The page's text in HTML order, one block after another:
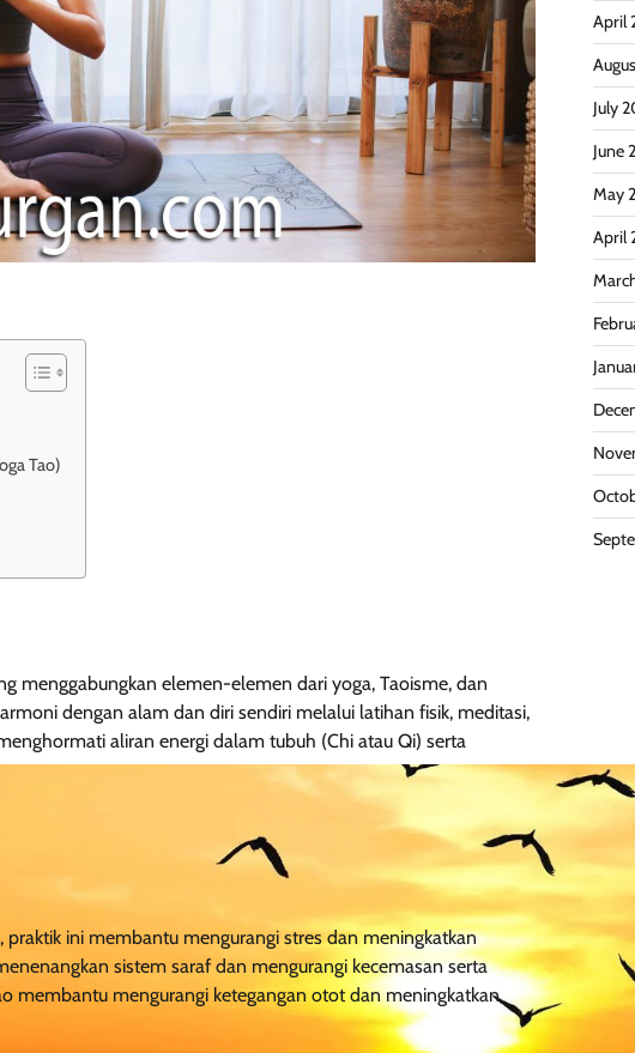
Tao)
menggabungkan elemen-elemen dari yoga, Taoisme, dan
dengan alam dan diri sendiri melalui latihan fisik, meditasi,
aliran energi dalam tubuh (Chi atau Qi) serta
ini membantu mengurangi stres dan meningkatkan
sistem saraf dan mengurangi kecemasan serta
membantu mengurangi ketegangan otot dan meningkatkan
April
July
June
May
April